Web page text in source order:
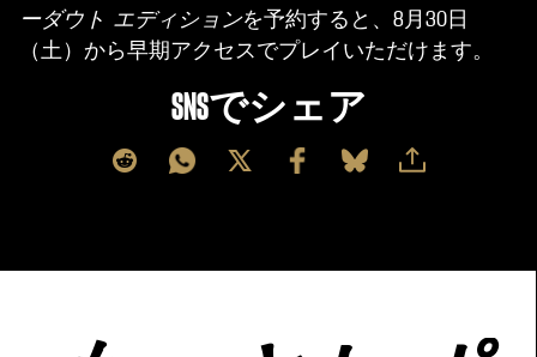
ーダウト エディションを予約すると、8月30日
（土）から早期アクセスでプレイいただけます。
SNSでシェア